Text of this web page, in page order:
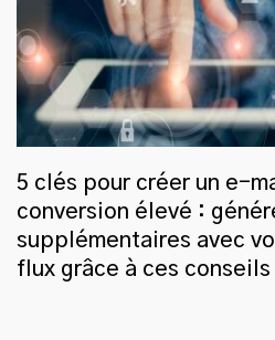
5 clés pour créer un e-
conversion élevé :
supplémentaires avec
flux grâce à ces conseils